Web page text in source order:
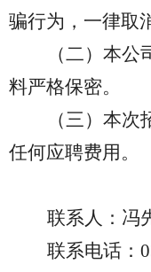
骗行为，一律取
（二）本
料严格保密。
（三）本
任何应聘费用。
联系人： 冯
联系电话：